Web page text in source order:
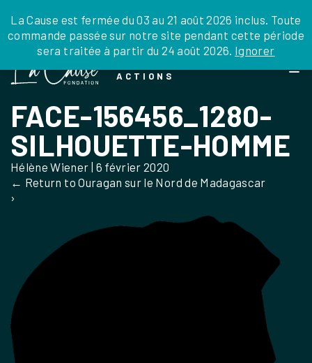
to
the
La Cause est fermée du 03 au 21 août 2026 inclus. Toute
commande passée sur notre site pendant cette période
sera traitée à partir du 24 août 2026. Ignorer
JE DONNE JE PARRAINE NOUS SOUTENIR
DEPUIS LA FRANCE
DEPUIS L’INTERNATIONAL
EN TANT QU’ORGANISATION
LEGS, LIBÉRALITÉS
0 ARTICLE
ACTIONS
FACE-156456_1280-
SILHOUETTE-HOMME
Hélène Wiener | 6 février 2020
← Return to Ouragan sur le Nord de Madagascar
›